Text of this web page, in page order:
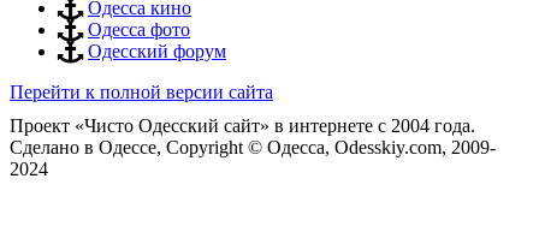
Одесса кино
Одесса фото
Одесский форум
Перейти к полной версии сайта
Проект «Чисто Одесский сайт» в интернете с 2004 года.
Сделано в Одессе, Copyright © Одесса, Odesskiy.com, 2009-
2024